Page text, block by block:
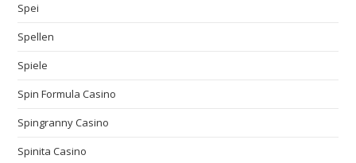
Spei
Spellen
Spiele
Spin Formula Casino
Spingranny Casino
Spinita Casino